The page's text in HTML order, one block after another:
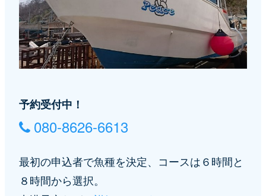
予約受付中！
080-8626-6613
最初の申込者で魚種を決定、コースは６時間と
８時間から選択。